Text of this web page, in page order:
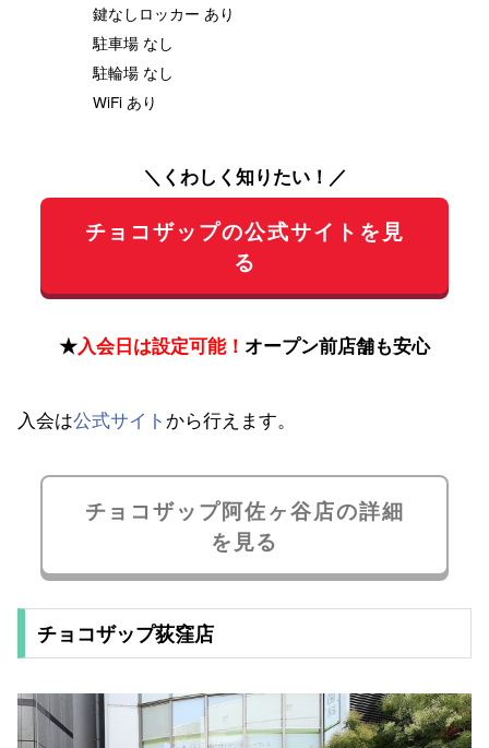
鍵なしロッカー あり
駐車場 なし
駐輪場 なし
WiFi あり
＼くわしく知りたい！／
チョコザップの公式サイトを見
る
★入会日は設定可能！ オープン前店舗も安心
入会は公式サイト から行えます。
チョコザップ阿佐ヶ谷店の詳細
を見る
チョコザップ荻窪店